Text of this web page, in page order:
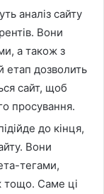
аналіз сайту
Вони
а також з
етап дозволить
сайт, щоб
просування.
до кінця,
Вони
тегами,
тощо. Саме ці